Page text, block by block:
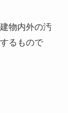
物内外の汚
るもので